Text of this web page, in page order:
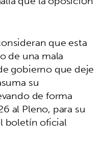
que esta
de una mala
gobierno que deje
su
de forma
al Pleno, para su
boletín oficial